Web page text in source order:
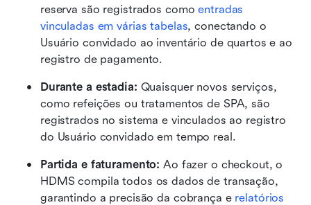
reserva são registrados como entradas
vinculadas em várias tabelas, conectando o
Usuário convidado ao inventário de quartos e ao
registro de pagamento.
Durante a estadia: Quaisquer novos serviços,
como refeições ou tratamentos de SPA, são
registrados no sistema e vinculados ao registro
do Usuário convidado em tempo real.
Partida e faturamento: Ao fazer o checkout, o
HDMS compila todos os dados de transação,
garantindo a precisão da cobrança e relatórios